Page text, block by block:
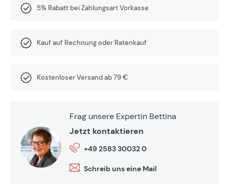
5% Rabatt bei Zahlungsart Vorkasse
Kauf auf Rechnung oder Ratenkauf
Kostenloser Versand ab 79 €
Frag unsere Expertin Bettina
Jetzt kontaktieren
+49 2583 30032 0
Schreib uns eine Mail